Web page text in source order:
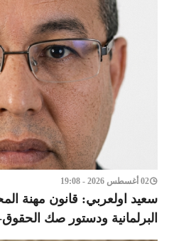
02 أغسطس 2026 - 19:08
سعيد اولعربي: قانون مهنة
البرلمانية ودستور صك